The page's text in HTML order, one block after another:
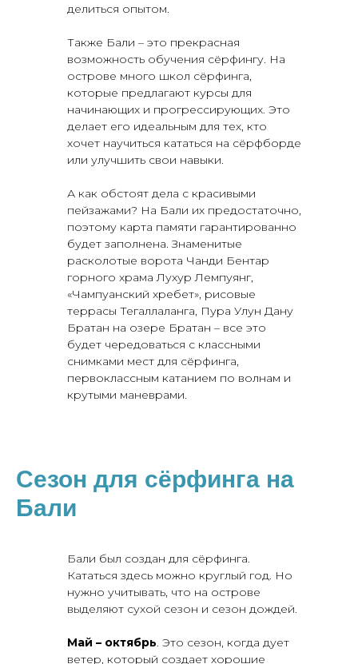
Серфинг - один из самых
энергозатратных видов
месте.
делиться опытом.
Также Бали – это прекрасная
возможность обучения сёрфингу. На
острове много школ сёрфинга,
которые предлагают курсы для
начинающих и прогрессирующих. Это
делает его идеальным для тех, кто
хочет научиться кататься на сёрфборде
или улучшить свои навыки.
А как обстоят дела с красивыми
пейзажами? На Бали их предостаточно,
поэтому карта памяти гарантированно
будет заполнена. Знаменитые
расколотые ворота Чанди Бентар
горного храма Лухур Лемпуянг,
«Чампуанский хребет», рисовые
террасы Тегаллаланга, Пура Улун Дану
Братан на озере Братан – все это
будет чередоваться с классными
снимками мест для сёрфинга,
первоклассным катанием по волнам и
крутыми маневрами.
Сезон для сёрфинга на
Бали
Бали был создан для сёрфинга.
Кататься здесь можно круглый год. Но
нужно учитывать, что на острове
выделяют сухой сезон и сезон дождей.
Май – октябрь. Это сезон, когда дует
ветер, который создает хорошие